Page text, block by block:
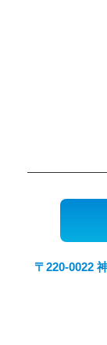
〒220-0022